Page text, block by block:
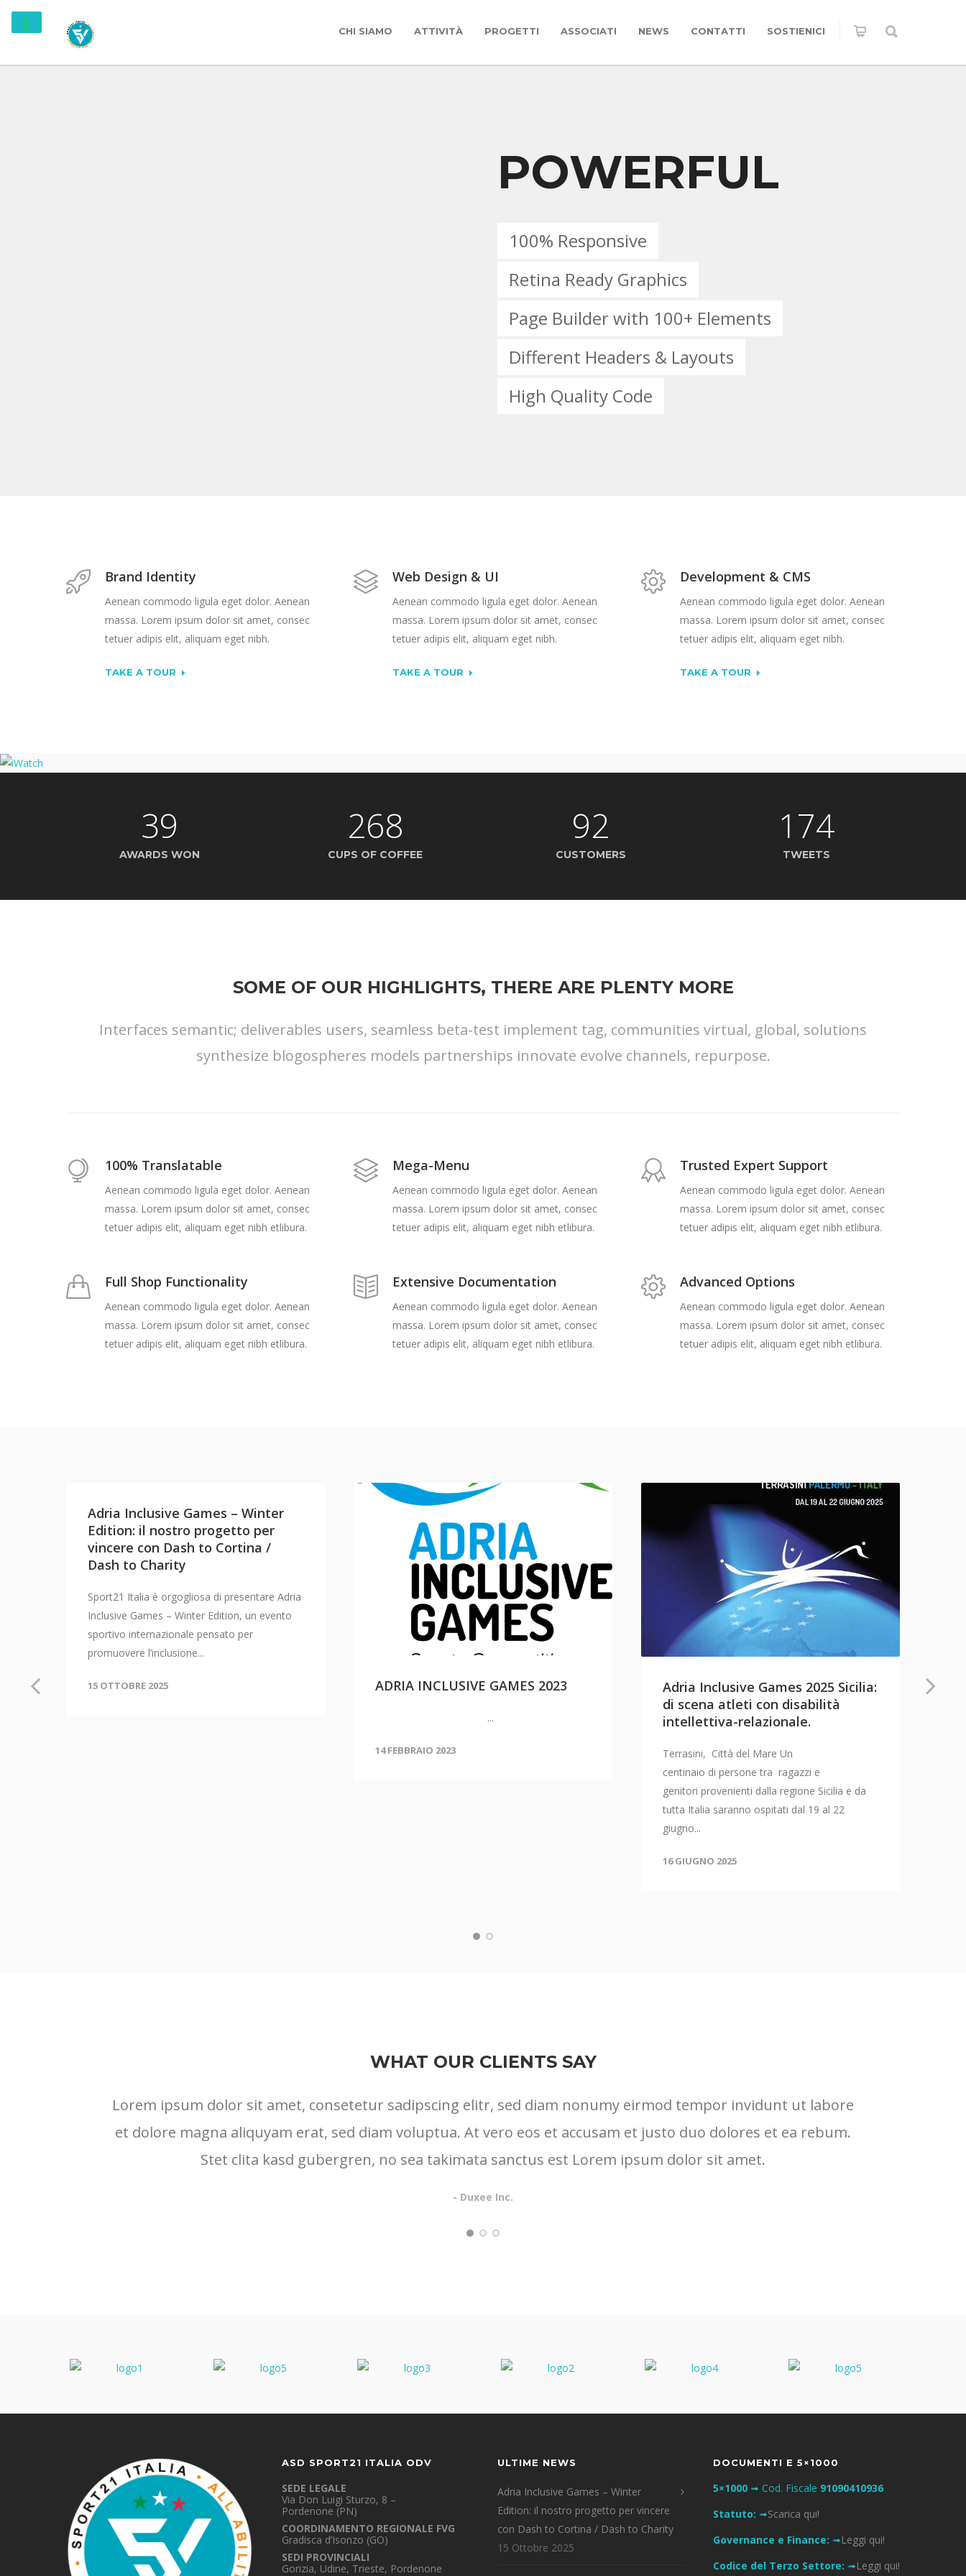
CHI SIAMO ATTIVITÀ PROGETTI ASSOCIATI NEWS CONTATTI SOSTIENICI
POWERFUL
100% Responsive
Retina Ready Graphics
Page Builder with 100+ Elements
Different Headers & Layouts
High Quality Code
Brand Identity
Aenean commodo ligula eget dolor. Aenean
massa. Lorem ipsum dolor sit amet, consec
tetuer adipis elit, aliquam eget nibh.
TAKE A TOUR
Web Design & UI
Aenean commodo ligula eget dolor. Aenean
massa. Lorem ipsum dolor sit amet, consec
tetuer adipis elit, aliquam eget nibh.
TAKE A TOUR
Development & CMS
Aenean commodo ligula eget dolor. Aenean
massa. Lorem ipsum dolor sit amet, consec
tetuer adipis elit, aliquam eget nibh.
TAKE A TOUR
39
AWARDS WON
268
CUPS OF COFFEE
92
CUSTOMERS
174
TWEETS
SOME OF OUR HIGHLIGHTS, THERE ARE PLENTY MORE
Interfaces semantic; deliverables users, seamless beta-test implement tag, communities virtual, global, solutions
synthesize blogospheres models partnerships innovate evolve channels, repurpose.
100% Translatable
Aenean commodo ligula eget dolor. Aenean
massa. Lorem ipsum dolor sit amet, consec
tetuer adipis elit, aliquam eget nibh etlibura.
Full Shop Functionality
Aenean commodo ligula eget dolor. Aenean
massa. Lorem ipsum dolor sit amet, consec
tetuer adipis elit, aliquam eget nibh etlibura.
Mega-Menu
Aenean commodo ligula eget dolor. Aenean
massa. Lorem ipsum dolor sit amet, consec
tetuer adipis elit, aliquam eget nibh etlibura.
Extensive Documentation
Aenean commodo ligula eget dolor. Aenean
massa. Lorem ipsum dolor sit amet, consec
tetuer adipis elit, aliquam eget nibh etlibura.
Trusted Expert Support
Aenean commodo ligula eget dolor. Aenean
massa. Lorem ipsum dolor sit amet, consec
tetuer adipis elit, aliquam eget nibh etlibura.
Advanced Options
Aenean commodo ligula eget dolor. Aenean
massa. Lorem ipsum dolor sit amet, consec
tetuer adipis elit, aliquam eget nibh etlibura.
Adria Inclusive Games – Winter
Edition: il nostro progetto per
vincere con Dash to Cortina /
Dash to Charity
Sport21 Italia è orgogliosa di presentare Adria
Inclusive Games – Winter Edition, un evento
sportivo internazionale pensato per
promuovere l’inclusione...
15 OTTOBRE 2025 ADRIA INCLUSIVE GAMES 2023
...
14 FEBBRAIO 2023
Adria Inclusive Games 2025 Sicilia:
di scena atleti con disabilità
intellettiva-relazionale.
Terrasini, Città del Mare Un
centinaio di persone tra ragazzi e
genitori provenienti dalla regione Sicilia e da
tutta Italia saranno ospitati dal 19 al 22
giugno...
16 GIUGNO 2025
WHAT OUR CLIENTS SAY
Lorem ipsum dolor sit amet, consetetur sadipscing elitr, sed diam nonumy eirmod tempor invidunt ut labore
et dolore magna aliquyam erat, sed diam voluptua. At vero eos et accusam et justo duo dolores et ea rebum.
Stet clita kasd gubergren, no sea takimata sanctus est Lorem ipsum dolor sit amet.
- Duxee Inc.
ASD SPORT21 ITALIA ODV
SEDE LEGALE
Via Don Luigi Sturzo, 8 –
Pordenone (PN)
COORDINAMENTO REGIONALE FVG
Gradisca d’Isonzo (GO)
SEDI PROVINCIALI
Gorizia, Udine, Trieste, Pordenone
ULTIME NEWS
Adria Inclusive Games – Winter
Edition: il nostro progetto per vincere
con Dash to Cortina / Dash to Charity
15 Ottobre 2025
DOCUMENTI E 5×1000
5×1000 ➟ Cod. Fiscale 91090410936
Statuto: ➟Scarica qui!
Governance e Finance: ➟Leggi qui!
Codice del Terzo Settore: ➟Leggi qui!